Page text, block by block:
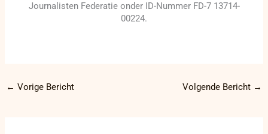
Journalisten Federatie onder ID-Nummer FD-7 13714-
00224.
← Vorige Bericht Volgende Bericht →